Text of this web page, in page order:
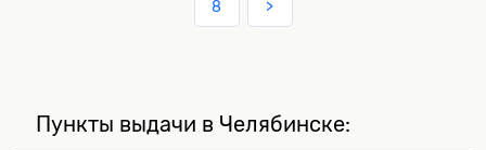
8 >
Пункты выдачи в Челябинске: